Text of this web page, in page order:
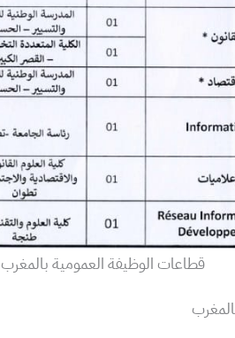
قطاعات الوظيفة العمومية بالمغرب